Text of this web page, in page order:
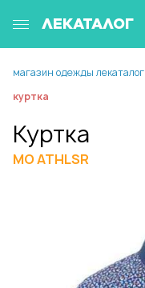
ЛЕКАТАЛОГ
магазин одежды лекаталог
куртка
Куртка
MO ATHLSR